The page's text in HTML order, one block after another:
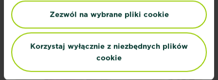
Zezwól na wybrane pliki cookie
Korzystaj wyłącznie z niezbędnych plików
cookie
Nawet najbardziej zapalony ogrodnik mimo swoich...
Czytaj więcejProblemy i choroby podczas uprawy hortensji